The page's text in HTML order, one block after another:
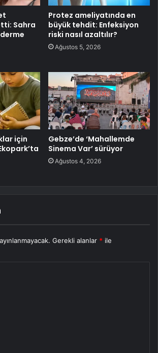
Sahra
Protez ameliyatında en
büyük tehdit: Enfeksiyon
riski nasıl azaltılır?
Ağustos 5, 2026
için
Gebze’de ‘Mahallemde
Sinema Var’ sürüyor
Ağustos 4, 2026
Gerekli alanlar * ile